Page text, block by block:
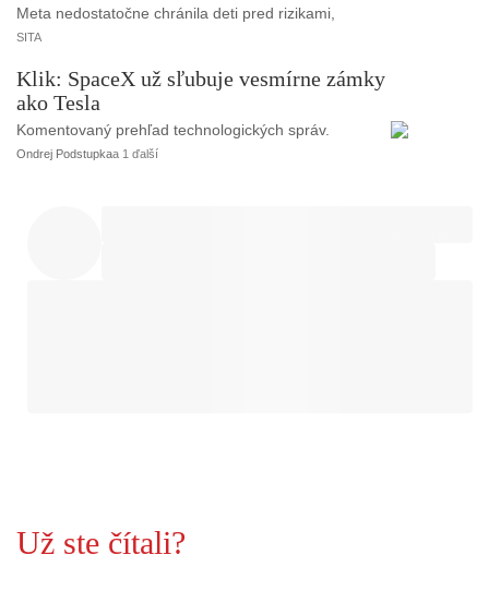
Meta nedostatočne chránila deti pred rizikami,
SITA
Klik: SpaceX už sľubuje vesmírne zámky
ako Tesla
Komentovaný prehľad technologických správ.
Ondrej Podstupkaa 1 ďalší
Už ste čítali?